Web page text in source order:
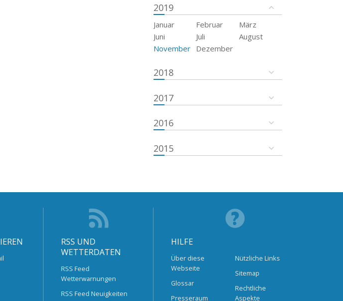
2019
Januar Februar
März
Juni
Juli
August
November
Dezember
2018
2017
2016
2015
RSS UND
WETTERDATEN
RSS Feed
Wetterwarnungen
RSS Feed Neuigkeiten
HILFE
Über diese
Webseite
Glossar
Presseraum
Nützliche Links
Sitemap
Rechtliche
Aspekte